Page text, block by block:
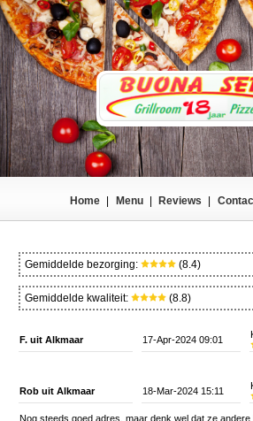
Home Menu Reviews
Gemiddelde bezorging: (8.4)
Gemiddelde kwaliteit: (8.8)
F. uit Alkmaar 17-Apr-2024 09:01
Rob uit Alkmaar 18-Mar-2024 15:11
Nog steeds goed adres, maar denk wel dat ze